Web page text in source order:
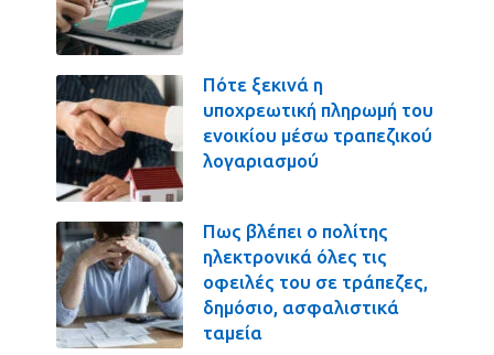
Πότε ξεκινά η
υποχρεωτική πληρωμή του
ενοικίου μέσω τραπεζικού
λογαριασμού
Πως βλέπει ο πολίτης
ηλεκτρονικά όλες τις
οφειλές του σε τράπεζες,
δημόσιο, ασφαλιστικά
ταμεία